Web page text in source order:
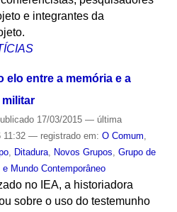
e integrantes da
elo entre a memória e a
17/03/2015 — última
11:32 — registrado em: O Comum,
, Ditadura, Novos Grupos, Grupo de
Mundo Contemporâneo
no IEA, a historiadora
sobre o uso do testemunho